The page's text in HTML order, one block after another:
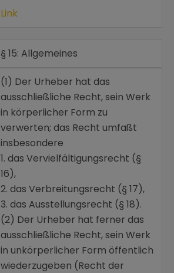
Link
§ 15: Allgemeines
(1) Der Urheber hat das
ausschließliche Recht, sein Werk
in körperlicher Form zu
verwerten; das Recht umfaßt
insbesondere
1. das Vervielfältigungsrecht (§
16),
2. das Verbreitungsrecht (§ 17),
3. das Ausstellungsrecht (§ 18).
(2) Der Urheber hat ferner das
ausschließliche Recht, sein Werk
in unkörperlicher Form öffentlich
wiederzugeben (Recht der